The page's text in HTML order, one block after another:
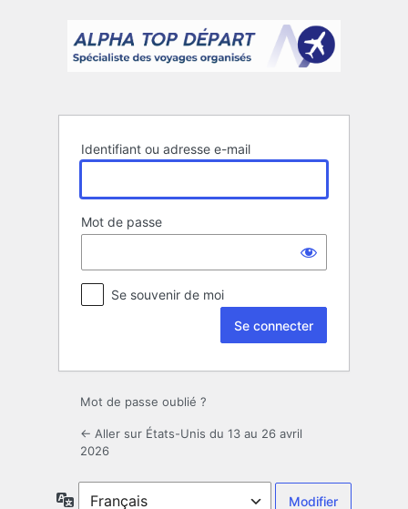
connecter
Identifiant ou adresse e-mail
Mot de passe
Se souvenir de moi
Mot de passe oublié ?
← Aller sur États-Unis du 13 au 26 avril
2026
Langue